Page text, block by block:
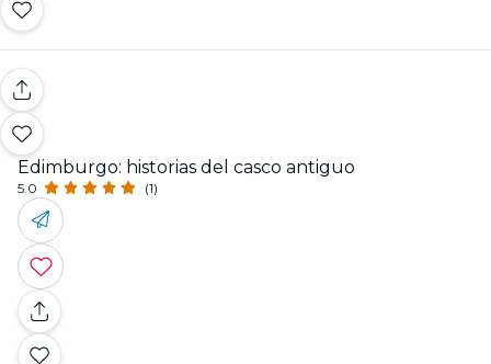
Edimburgo: historias del casco antiguo
5.0 (1)